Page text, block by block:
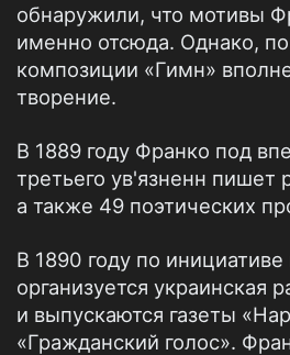
обнаружили, что мотивы
именно отсюда. Однако,
композиции «Гимн»
творение.
В 1889 году Франко под
третьего ув'язненн пишет
а также 49 поэтических
В 1890 году по инициативе
организуется украинская
и выпускаются газеты
«Гражданский голос».